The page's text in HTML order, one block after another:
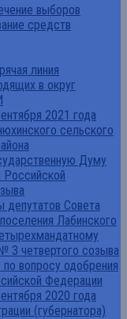
выборов
средств
линия
в округ
2021 года
сельского
Думу
Совета
Лабинского
3 четвертого созыва
вопросу одобрения
Федерации
2020 года
(губернатора)